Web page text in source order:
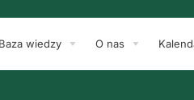
Baza wiedzy O nas